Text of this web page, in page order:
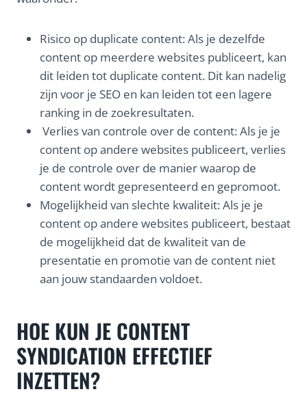
Risico op duplicate content: Als je dezelfde
content op meerdere websites publiceert, kan
dit leiden tot duplicate content. Dit kan nadelig
zijn voor je SEO en kan leiden tot een lagere
ranking in de zoekresultaten.
Verlies van controle over de content: Als je je
content op andere websites publiceert, verlies
je de controle over de manier waarop de
content wordt gepresenteerd en gepromoot.
Mogelijkheid van slechte kwaliteit: Als je je
content op andere websites publiceert, bestaat
de mogelijkheid dat de kwaliteit van de
presentatie en promotie van de content niet
aan jouw standaarden voldoet.
HOE KUN JE CONTENT
SYNDICATION EFFECTIEF
INZETTEN?